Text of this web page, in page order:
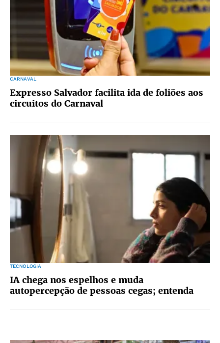
CARNAVAL
Expresso Salvador facilita ida de foliões aos
circuitos do Carnaval
TECNOLOGIA
IA chega nos espelhos e muda
autopercepção de pessoas cegas; entenda